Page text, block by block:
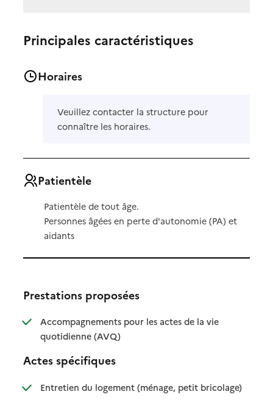
Principales caractéristiques
Horaires
Veuillez contacter la structure pour
connaître les horaires.
Patientèle
Patientèle de tout âge.
Personnes âgées en perte d'autonomie (PA) et
aidants
Prestations proposées
Accompagnements pour les actes de la vie
quotidienne (AVQ): disponible
: non disponible
Actes spécifiques
Entretien du logement (ménage, petit bricolage): disponible
: non